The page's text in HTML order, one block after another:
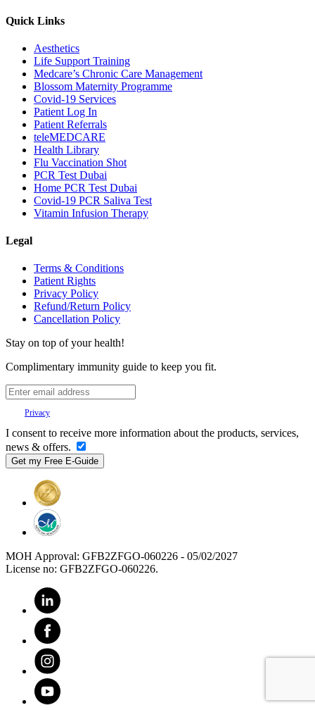
Quick Links
Aesthetics
Life Support Training
Medcare’s Chronic Care Management
Blossom Maternity Programme
Covid-19 Services
Patient Log In
Patient Referrals
teleMEDCARE
Health Library
Flu Vaccination Shot
PCR Test Dubai
Home PCR Test Dubai
Covid-19 PCR Saliva Test
Vitamin Infusion Therapy
Legal
Terms & Conditions
Patient Rights
Privacy Policy
Refund/Return Policy
Cancellation Policy
Stay on top of your health!
Complimentary immunity guide to keep you fit.
Privacy
I consent to receive more information about the products, services,
news & offers.
MOH Approval: GFB2ZFGO-060226 - 05/02/2027
License no: GFB2ZFGO-060226.